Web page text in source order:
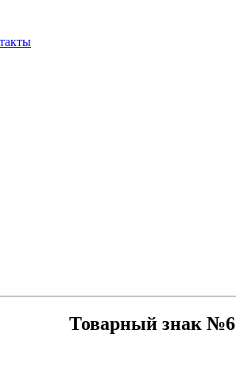
Товарный знак